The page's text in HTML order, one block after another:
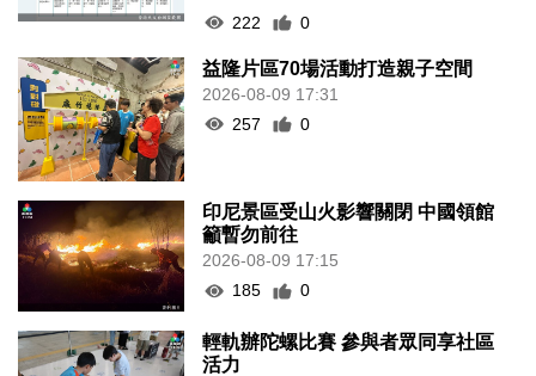
222
0
益隆片區70場活動打造親子空間
2026-08-09 17:31
257
0
印尼景區受山火影響關閉 中國領館
籲暫勿前往
2026-08-09 17:15
185
0
輕軌辦陀螺比賽 參與者眾同享社區
活力